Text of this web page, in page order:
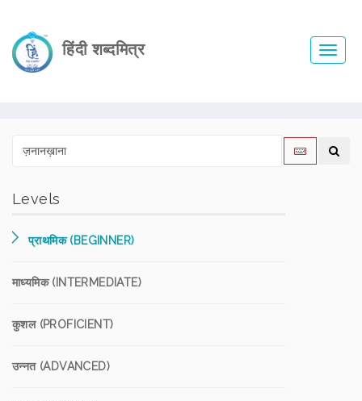
हिंदी शब्दमित्र
Levels
प्राथमिक (BEGINNER)
माध्यमिक (INTERMEDIATE)
कुशल (PROFICIENT)
उन्नत (ADVANCED)